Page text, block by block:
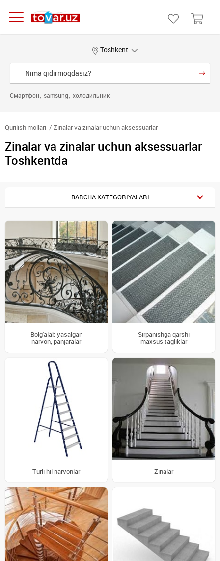
Toshkent
Смартфон samsung холодильник
Qurilish mollari Zinalar va zinalar uchun aksessuarlar
Zinalar va zinalar uchun aksessuarlar
Toshkentda
BARCHA KATEGORIYALARI
Bolg'alab yasalgan
narvon, panjaralar
Sirpanishga qarshi
maxsus tagliklar
Turli hil narvonlar Zinalar